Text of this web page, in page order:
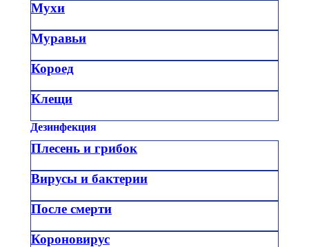
Мухи
Муравьи
Короед
Клещи
Дезинфекция
Плесень и грибок
Вирусы и бактерии
После смерти
Короновирус